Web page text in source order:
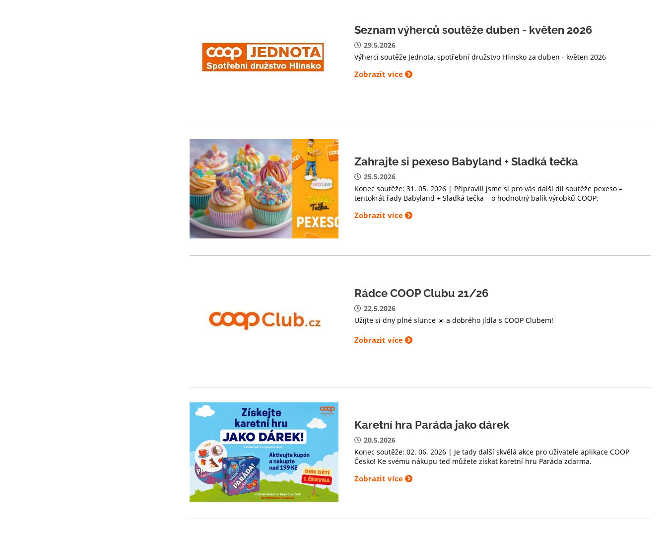
Seznam výherců soutěže duben - květen 2026
29.5.2026
Výherci soutěže Jednota, spotřební družstvo Hlinsko za duben - květen 2026
Zobrazit více
Zahrajte si pexeso Babyland + Sladká tečka
25.5.2026
Konec soutěže: 31. 05. 2026 | Připravili jsme si pro vás další díl soutěže pexeso –
tentokrát řady Babyland + Sladká tečka – o hodnotný balík výrobků COOP.
Zobrazit více
Rádce COOP Clubu 21/26
22.5.2026
Užijte si dny plné slunce ☀️ a dobrého jídla s COOP Clubem!
Zobrazit více
Karetní hra Paráda jako dárek
20.5.2026
Konec soutěže: 02. 06. 2026 | Je tady další skvělá akce pro uživatele aplikace COOP
Česko! Ke svému nákupu teď můžete získat karetní hru Paráda zdarma.
Zobrazit více